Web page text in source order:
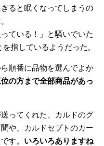
ると眠くなってしまうの
ている！」と騒いでいた
指しているようだった。
順番に品物を選んでよか
位の方まで全部商品があっ
ってくれた、カルドのグ
や、カルドセプトのカー
す。 いろいろありますね